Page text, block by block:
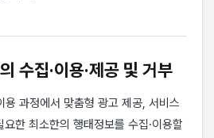
수집·이용·제공 및 거부
용 과정에서 맞춤형 광고 제공, 서비스
한 최소한의 행태정보를 수집·이용할